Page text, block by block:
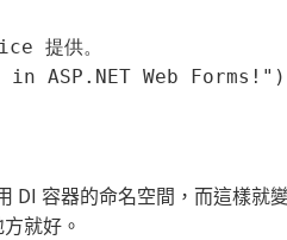
提供。
ASP.NET Web
DI 容器的命名空間，而這樣就
就好。